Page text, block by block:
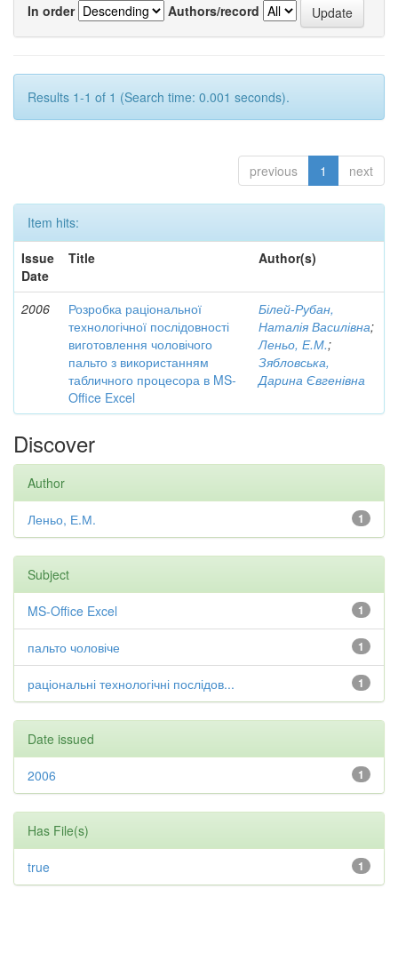
In order
Authors/record
Results 1-1 of 1 (Search time: 0.001 seconds).
previous 1 next
Item hits:
Issue
Date
Title Author(s)
2006
Розробка раціональної
технологічної послідовності
виготовлення чоловічого
пальто з використанням
табличного процесора в MS-
Office Excel
Білей-Рубан,
Наталія Василівна;
Леньо, Е.М.;
Зябловська,
Дарина Євгенівна
Discover
Author
1
Леньо, Е.М.
Subject
1
MS-Office Excel
1
пальто чоловіче
1
раціональні технологічні послідов...
Date issued
1
2006
Has File(s)
1
true